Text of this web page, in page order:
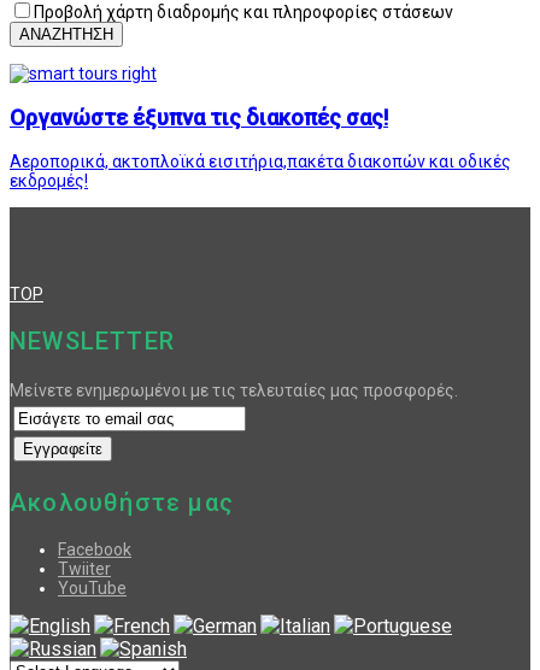
Προβολή χάρτη διαδρομής και πληροφορίες στάσεων
ΑΝΑΖΗΤΗΣΗ
Οργανώστε έξυπνα τις διακοπές σας!
Αεροπορικά, ακτοπλοϊκά εισιτήρια,πακέτα διακοπών και οδικές
εκδρομές!
TOP
NEWSLETTER
Μείνετε ενημερωμένοι με τις τελευταίες μας προσφορές.
Ακολουθήστε μας
Facebook
Twiiter
YouTube